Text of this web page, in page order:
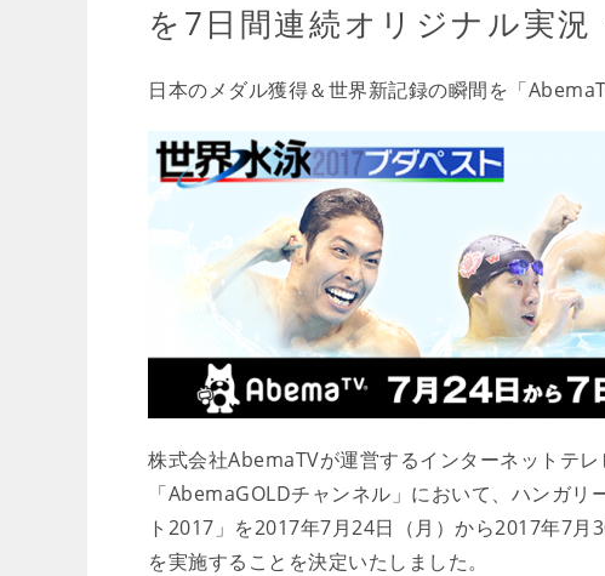
を7日間連続オリジナル実
日本のメダル獲得＆世界新記録の瞬間を「
株式会社AbemaTVが運営するインターネットテ
「AbemaGOLDチャンネル」において、ハンガ
ト2017」を2017年7月24日（月）から2017年7
を実施することを決定いたしました。